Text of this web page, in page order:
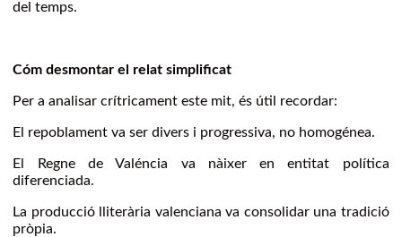
del temps.
Cóm desmontar el relat simplificat
Per a analisar crítricament este mit, és útil recordar:
El repoblament va ser divers i progressiva, no homogénea.
El Regne de Valéncia va nàixer en entitat política
diferenciada.
La producció lliterària valenciana va consolidar una tradició
pròpia.